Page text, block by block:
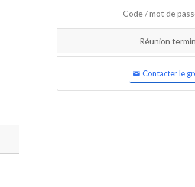
Code / mot de
Réunion
Contacter le